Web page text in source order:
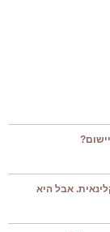
אבל היא